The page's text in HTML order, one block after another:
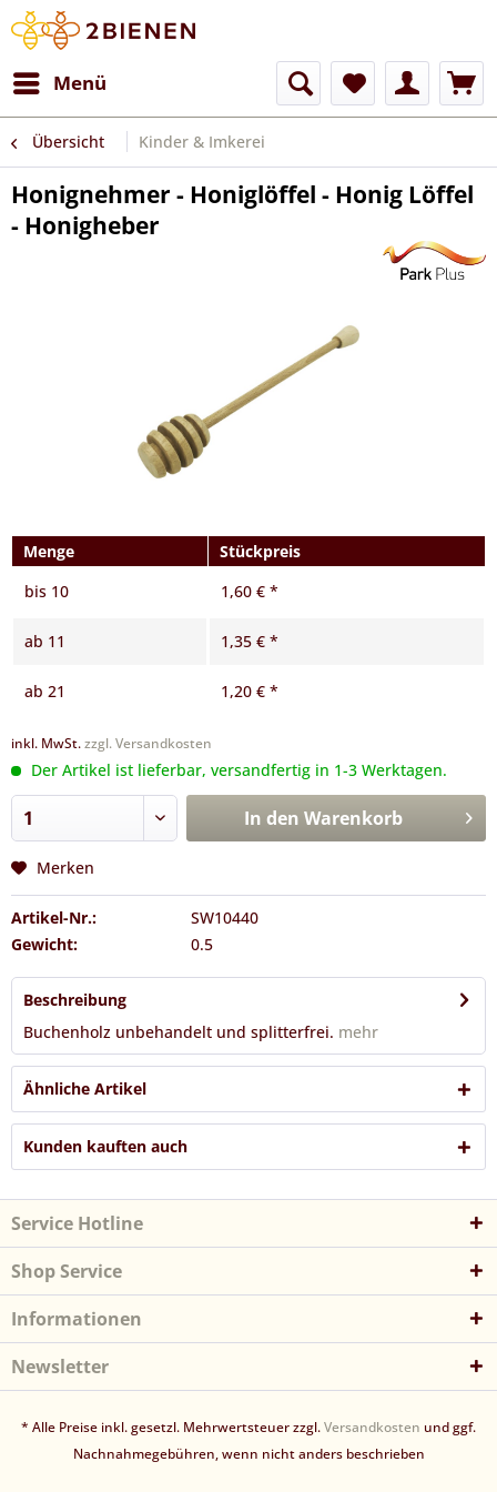
Menü
Übersicht Kinder & Imkerei
Honignehmer - Honiglöffel - Honig Löffel
- Honigheber
Menge
Stückpreis
bis 10 1,60 € *
ab 11 1,35 € *
ab 21 1,20 € *
inkl. MwSt.zzgl. Versandkosten
Der Artikel ist lieferbar, versandfertig in 1-3 Werktagen.
In den Warenkorb
Merken
Artikel-Nr.:
SW10440
Gewicht:
0.5
Beschreibung
Buchenholz unbehandelt und splitterfrei. mehr
Ähnliche Artikel
Kunden kauften auch
Service Hotline
Shop Service
Informationen
Newsletter
* Alle Preise inkl. gesetzl. Mehrwertsteuer zzgl.Versandkosten und ggf.
Nachnahmegebühren, wenn nicht anders beschrieben